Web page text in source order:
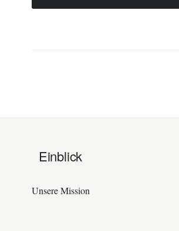
Einblick
Unsere Mission